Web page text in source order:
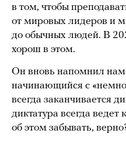
в том, чтобы
от мировых лидеров и
до обычных людей. В
хорош в этом.
Он вновь напомнил нам
начинающийся с
всегда заканчивается
диктатура всегда
об этом забывать,